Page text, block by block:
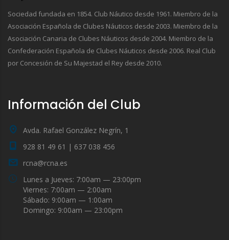
Sociedad fundada en 1854. Club Náutico desde 1961. Miembro de la
Asociación Española de Clubes Náuticos desde 2003. Miembro de la
Asociación Canaria de Clubes Náuticos desde 2004. Miembro de la
Confederación Española de Clubes Náuticos desde 2006. Real Club
por Concesión de Su Majestad el Rey desde 2010.
Información del Club
Avda. Rafael González Negrín, 1
928 81 49 61 | 637 038 456
rcna@rcna.es
Lunes a Jueves: 7:00am — 23:00pm
Viernes: 7:00am — 2:00am
Sábado: 9:00am — 1:00am
Domingo: 9:00am — 23:00pm